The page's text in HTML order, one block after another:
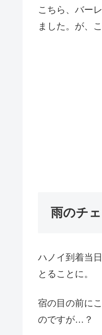
こちら、バー
ました。が、
雨のチ
ハノイ到着当
とることに。
宿の目の前に
のですが…？